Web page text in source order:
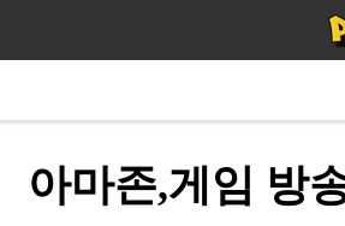
아마존,게임 방